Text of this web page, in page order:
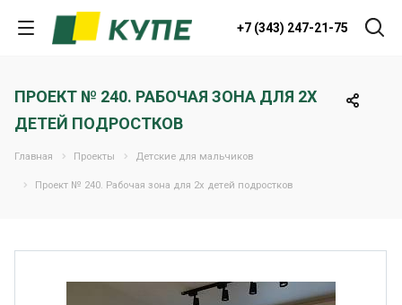
+7 (343) 247-21-75
ПРОЕКТ № 240. РАБОЧАЯ ЗОНА ДЛЯ 2Х
ДЕТЕЙ ПОДРОСТКОВ
Главная Проекты Детские для мальчиков
Проект № 240. Рабочая зона для 2х детей подростков